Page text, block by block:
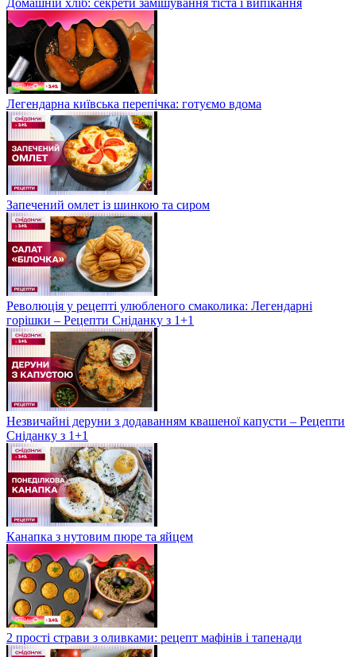
Легендарна київська перепічка: готуємо вдома
Запечений омлет із шинкою та сиром
Революція у рецепті улюбленого смаколика: Легендарні
горішки – Рецепти Сніданку з 1+1
Незвичайні деруни з додаванням квашеної капусти – Рецепти
Сніданку з 1+1
Канапка з нутовим пюре та яйцем
2 прості страви з оливками: рецепт мафінів і тапенади